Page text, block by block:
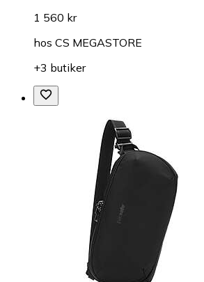
1 560 kr
hos CS MEGASTORE
+3 butiker